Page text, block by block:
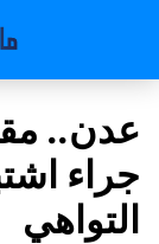
عدن..
جراء
التواهي